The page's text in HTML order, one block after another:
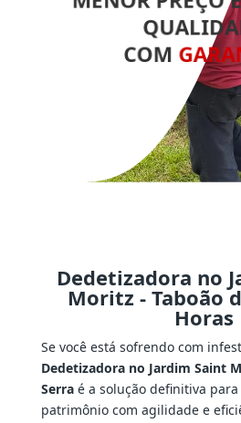
COM
Dedetizadora no
Moritz - Taboão
Horas
Se você está sofrendo com
Dedetizadora no Jardim Saint
Serraé a solução definitiva
patrimônio com agilidade e